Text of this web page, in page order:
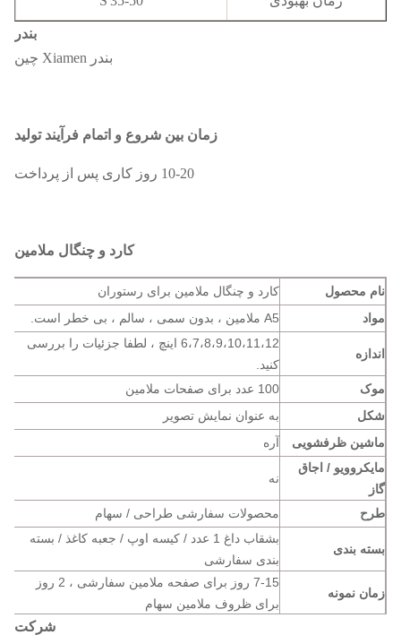
بندر
بندر Xiamen چین
زمان بین شروع و اتمام فرآیند تولید
10-20 روز کاری پس از پرداخت
کارد و چنگال ملامین
نام محصول
کارد و چنگال ملامین برای رستوران
مواد
A5 ملامین ، بدون سمی ، سالم ، بی خطر است.
اندازه
6،7،8،9،10،11،12 اینچ ، لطفا جزئیات را بررسی
کنید.
موک
100 عدد برای صفحات ملامین
شکل
به عنوان نمایش تصویر
ماشین ظرفشویی
آره
مایکروویو / اجاق
گاز
نه
طرح محصولات سفارشی طراحی / سهام
بسته بندی
بشقاب داغ 1 عدد / کیسه اوپ / جعبه کاغذ / بسته
بندی سفارشی
زمان نمونه
7-15 روز برای صفحه ملامین سفارشی ، 2 روز
برای ظروف ملامین سهام
15-25 روز برای صفحه ملامین سفارشی ، 2 روز
شرکت